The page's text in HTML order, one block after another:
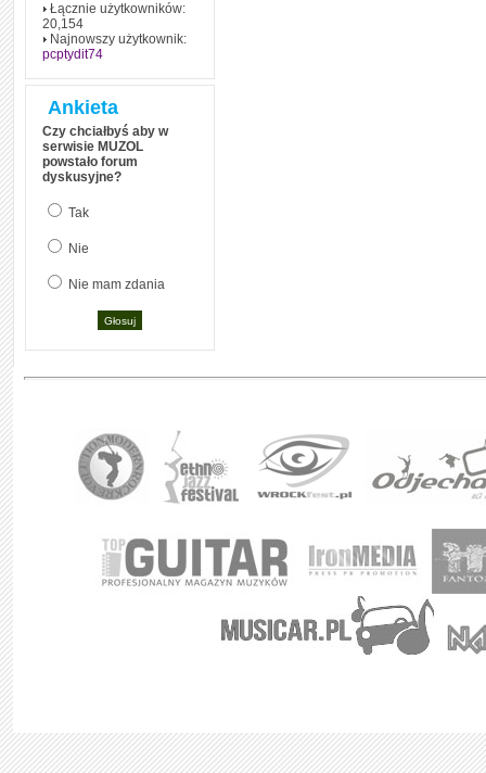
Łącznie użytkowników:
20,154
Najnowszy użytkownik:
pcptydit74
Ankieta
Czy chciałbyś aby w
serwisie MUZOL
powstało forum
dyskusyjne?
Tak
Nie
Nie mam zdania